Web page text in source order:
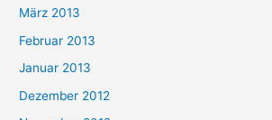
März 2013
Februar 2013
Januar 2013
Dezember 2012